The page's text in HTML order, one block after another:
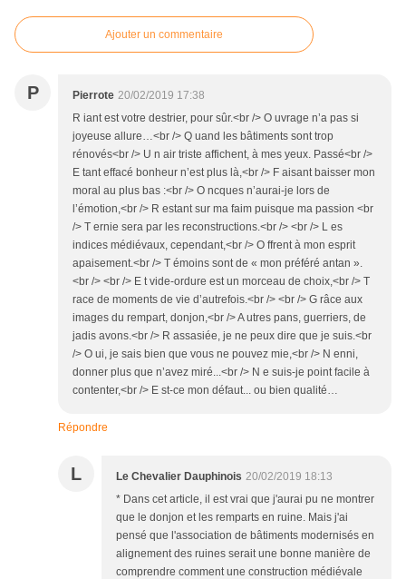
Ajouter un commentaire
P Pierrote 20/02/2019 17:38
R iant est votre destrier, pour sûr.<br /> O uvrage n’a pas si
joyeuse allure…<br /> Q uand les bâtiments sont trop
rénovés<br /> U n air triste affichent, à mes yeux. Passé<br />
E tant effacé bonheur n’est plus là,<br /> F aisant baisser mon
moral au plus bas :<br /> O ncques n’aurai-je lors de
l’émotion,<br /> R estant sur ma faim puisque ma passion <br
/> T ernie sera par les reconstructions.<br /> <br /> L es
indices médiévaux, cependant,<br /> O ffrent à mon esprit
apaisement.<br /> T émoins sont de « mon préféré antan ».
<br /> <br /> E t vide-ordure est un morceau de choix,<br /> T
race de moments de vie d’autrefois.<br /> <br /> G râce aux
images du rempart, donjon,<br /> A utres pans, guerriers, de
jadis avons.<br /> R assasiée, je ne peux dire que je suis.<br
/> O ui, je sais bien que vous ne pouvez mie,<br /> N enni,
donner plus que n’avez miré...<br /> N e suis-je point facile à
contenter,<br /> E st-ce mon défaut... ou bien qualité…
Répondre
L Le Chevalier Dauphinois 20/02/2019 18:13
* Dans cet article, il est vrai que j'aurai pu ne montrer
que le donjon et les remparts en ruine. Mais j'ai
pensé que l'association de bâtiments modernisés en
alignement des ruines serait une bonne manière de
comprendre comment une construction médiévale